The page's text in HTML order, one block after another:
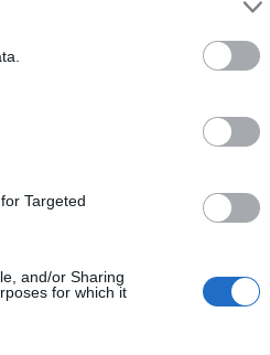
Targeted
and/or Sharing
for which it